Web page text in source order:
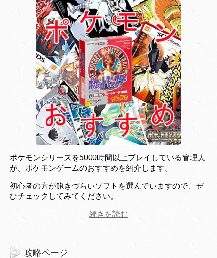
ポケモンシリーズを5000時間以上プレイしている管理人
が、ポケモンゲームのおすすめを紹介します。
初心者の方が飽きづらいソフトを選んでいますので、ぜ
ひチェックしてみてください。
続きを読む
攻略ページ